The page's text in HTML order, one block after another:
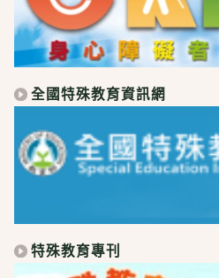
全國特殊教育資訊網
特殊教育專刊